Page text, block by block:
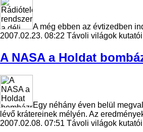
A még ebben az évtizedben
2007.02.23. 08:22 Távoli világok kutatói
A NASA a Holdat
Egy néhány éven belül
lévő krátereinek mélyén. Az
2007.02.08. 07:51 Távoli világok kutatói